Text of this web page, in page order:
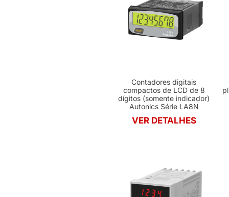
Contadores digitais
compactos de LCD de 8
dígitos (somente indicador)
Autonics Série LA8N
VER DETALHES